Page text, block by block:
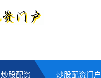
炒股配资 炒股配资门户